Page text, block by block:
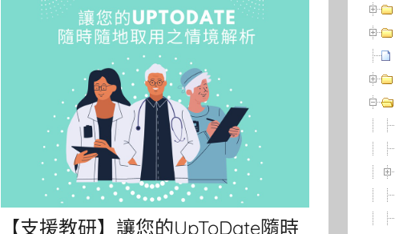
【支援教研】讓您的UpToDate隨時